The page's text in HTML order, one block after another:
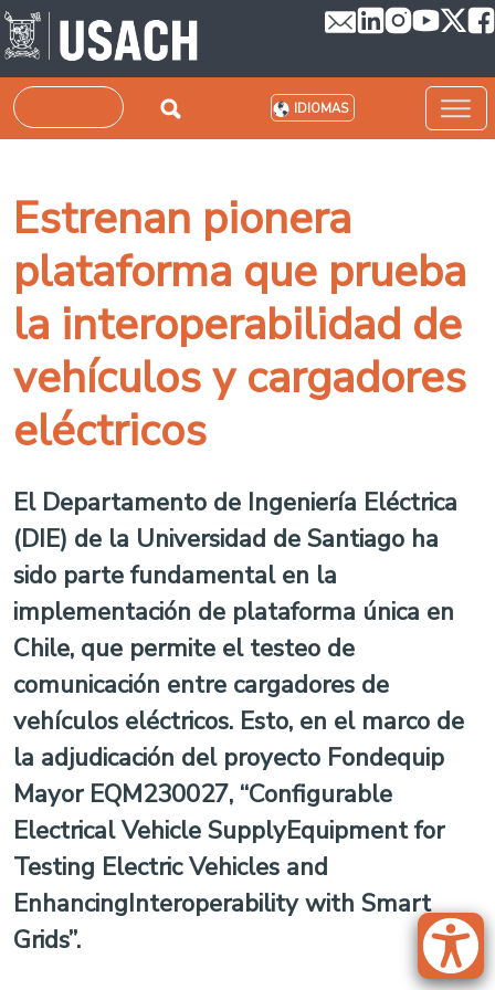
Pasar al contenido principal
Buscar IDIOMAS
Estrenan pionera
plataforma que prueba
la interoperabilidad de
vehículos y cargadores
eléctricos
El Departamento de Ingeniería Eléctrica
(DIE) de la Universidad de Santiago ha
sido parte fundamental en la
implementación de plataforma única en
Chile, que permite el testeo de
comunicación entre cargadores de
vehículos eléctricos. Esto, en el marco de
la adjudicación del proyecto Fondequip
Mayor EQM230027, “Configurable
Electrical Vehicle SupplyEquipment for
Testing Electric Vehicles and
EnhancingInteroperability with Smart
Grids”.